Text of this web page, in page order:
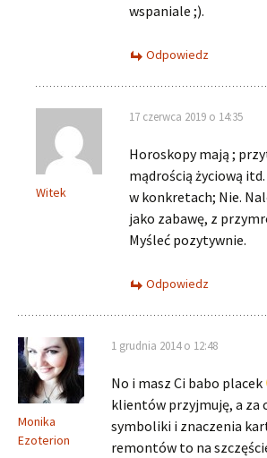
wspaniale ;).
Odpowiedz
Witek
17 czerwca 2019 o 14:35
Horoskopy mają ;
mądrością życiową
w konkretach; Nie.
jako zabawę, z
Myśleć pozytywnie.
Odpowiedz
Monika
Ezoterion
1 grudnia 2014 o 12:48
No i masz Ci babo placek
klientów przyjmuję, a za
symboliki i znaczenia
remontów to na